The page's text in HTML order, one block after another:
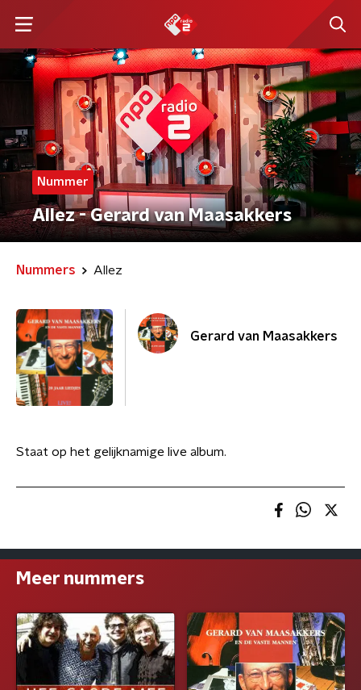
Nummer
Allez - Gerard van Maasakkers
Nummers Allez
Gerard van Maasakkers
Staat op het gelijknamige live album.
Meer nummers